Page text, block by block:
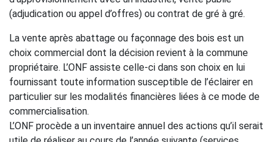
(adjudication ou appel d’offres) ou contrat de gré à gré.
La vente après abattage ou façonnage des bois est un
choix commercial dont la décision revient à la commune
propriétaire. L’ONF assiste celle-ci dans son choix en lui
fournissant toute information susceptible de l’éclairer en
particulier sur les modalités financières liées à ce mode de
commercialisation.
L’ONF procède a un inventaire annuel des actions qu’il serait